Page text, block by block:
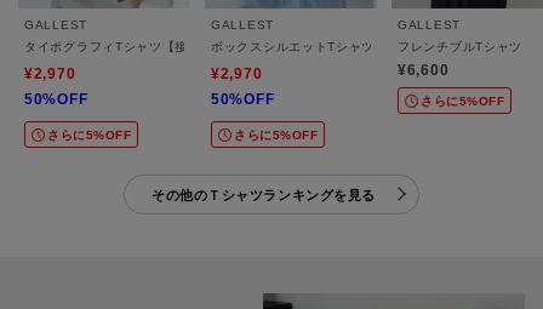
GALLEST
タイポグラフィTシャツ【接触冷感】
¥2,970
50%OFF
さらに5%OFF
GALLEST
ボックスシルエットTシャツ【接触冷感】
¥2,970
50%OFF
さらに5%OFF
GALLEST
フレンチブルTシャツ
¥6,600
さらに5%OFF
その他のＴシャツランキングを見る